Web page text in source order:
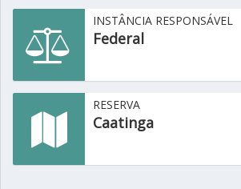
INSTÂNCIA RESPONSÁVEL
Federal
RESERVA
Caatinga